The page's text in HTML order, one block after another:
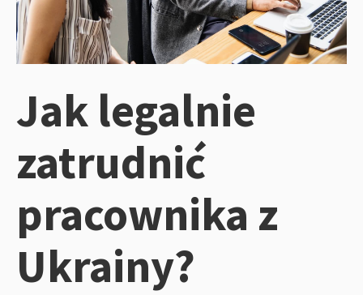
Jak legalnie
zatrudnić
pracownika z
Ukrainy?